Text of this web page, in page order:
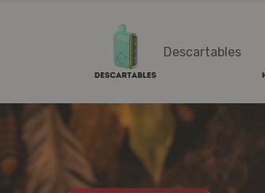
Descartables